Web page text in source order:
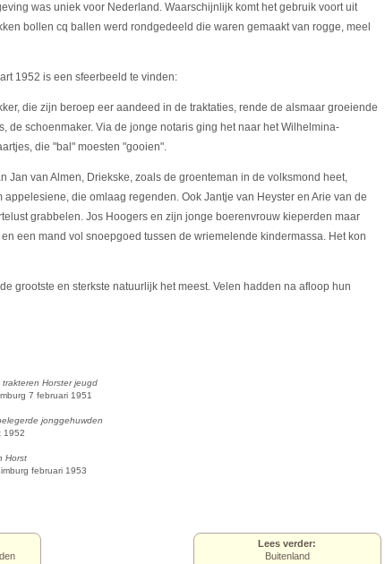
was uniek voor Nederland. Waarschijnlijk komt het gebruik voort uit
bollen cq ballen werd rondgedeeld die waren gemaakt van rogge, meel
1952 is een sfeerbeeld te vinden:
die zijn beroep eer aandeed in de traktaties, rende de alsmaar groeiende
de schoenmaker. Via de jonge notaris ging het naar het Wilhelmina-
die "bal" moesten "gooien".
Jan van Almen, Driekske, zoals de groenteman in de volksmond heet,
appelesiene, die omlaag regenden. Ook Jantje van Heyster en Arie van de
grabbelen. Jos Hoogers en zijn jonge boerenvrouw kieperden maar
een mand vol snoepgoed tussen de wriemelende kindermassa. Het kon
grootste en sterkste natuurlijk het meest. Velen hadden na afloop hun
Horster jeugd
7 februari 1951
jonggehuwden
1952
Horst
februari 1953
Lees verder:
Buitenland